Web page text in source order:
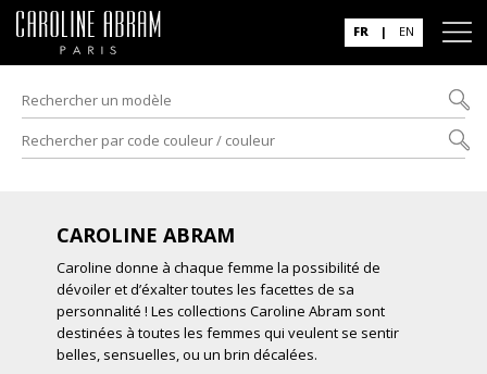
FR | EN
CAROLINE ABRAM
Caroline donne à chaque femme la possibilité de
dévoiler et d’éxalter toutes les facettes de sa
personnalité ! Les collections Caroline Abram sont
destinées à toutes les femmes qui veulent se sentir
belles, sensuelles, ou un brin décalées.